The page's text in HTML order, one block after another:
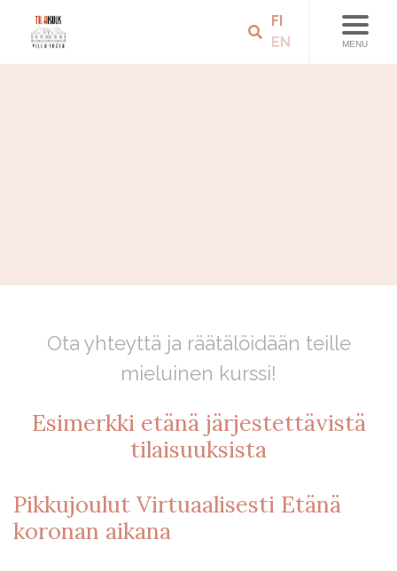
MENU
FI
EN
Ota yhteyttä ja räätälöidään teille
mieluinen kurssi!
Esimerkki etänä järjestettävistä
tilaisuuksista
Pikkujoulut Virtuaalisesti Etänä
koronan aikana